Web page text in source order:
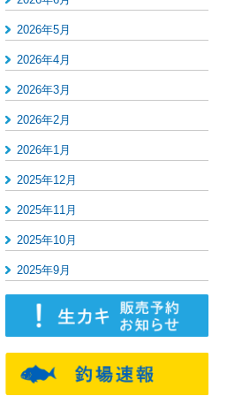
2026年5月
2026年4月
2026年3月
2026年2月
2026年1月
2025年12月
2025年11月
2025年10月
2025年9月